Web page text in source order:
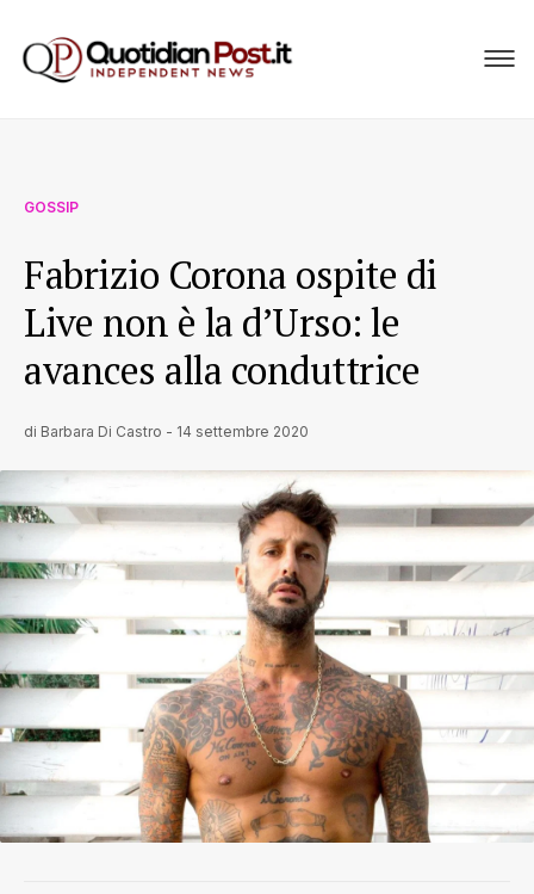
GOSSIP
Fabrizio Corona ospite di
Live non è la d’Urso: le
avances alla conduttrice
di Barbara Di Castro - 14 settembre 2020